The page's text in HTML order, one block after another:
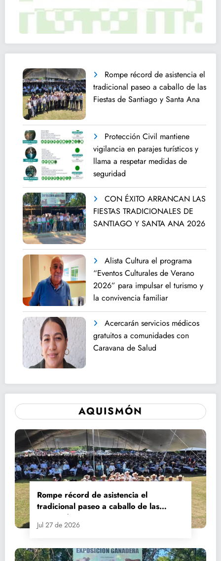
Rompe récord de asistencia el
tradicional paseo a caballo de las
Fiestas de Santiago y Santa Ana
Protección Civil mantiene
vigilancia en parajes turísticos y
llama a respetar medidas de
seguridad
CON ÉXITO ARRANCAN LAS
FIESTAS TRADICIONALES DE
SANTIAGO Y SANTA ANA 2026
Alista Cultura el programa
“Eventos Culturales de Verano
2026” para impulsar el turismo y
la convivencia familiar
Acercarán servicios médicos
gratuitos a comunidades con
Caravana de Salud
AQUISMÓN
Rompe récord de asistencia el
tradicional paseo a caballo de las
Fiestas de Santiago y Santa Ana
Jul 27 de 2026